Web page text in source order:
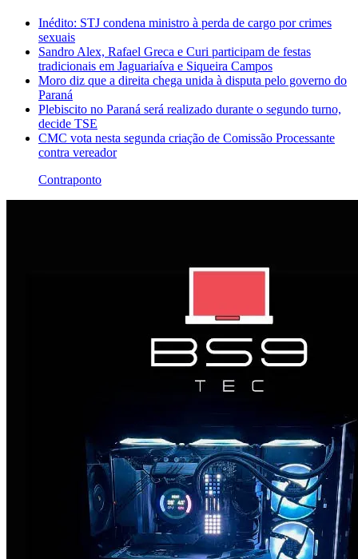
Inédito: STJ condena ministro à perda de cargo por crimes
sexuais
Sandro Alex, Rafael Greca e Curi participam de festas
tradicionais em Jaguariaíva e Siqueira Campos
Moro diz que a direita chega unida à disputa pelo governo do
Paraná
Plebiscito no Paraná será realizado durante o segundo turno,
decide TSE
CMC vota nesta segunda criação de Comissão Processante
contra vereador
Contraponto